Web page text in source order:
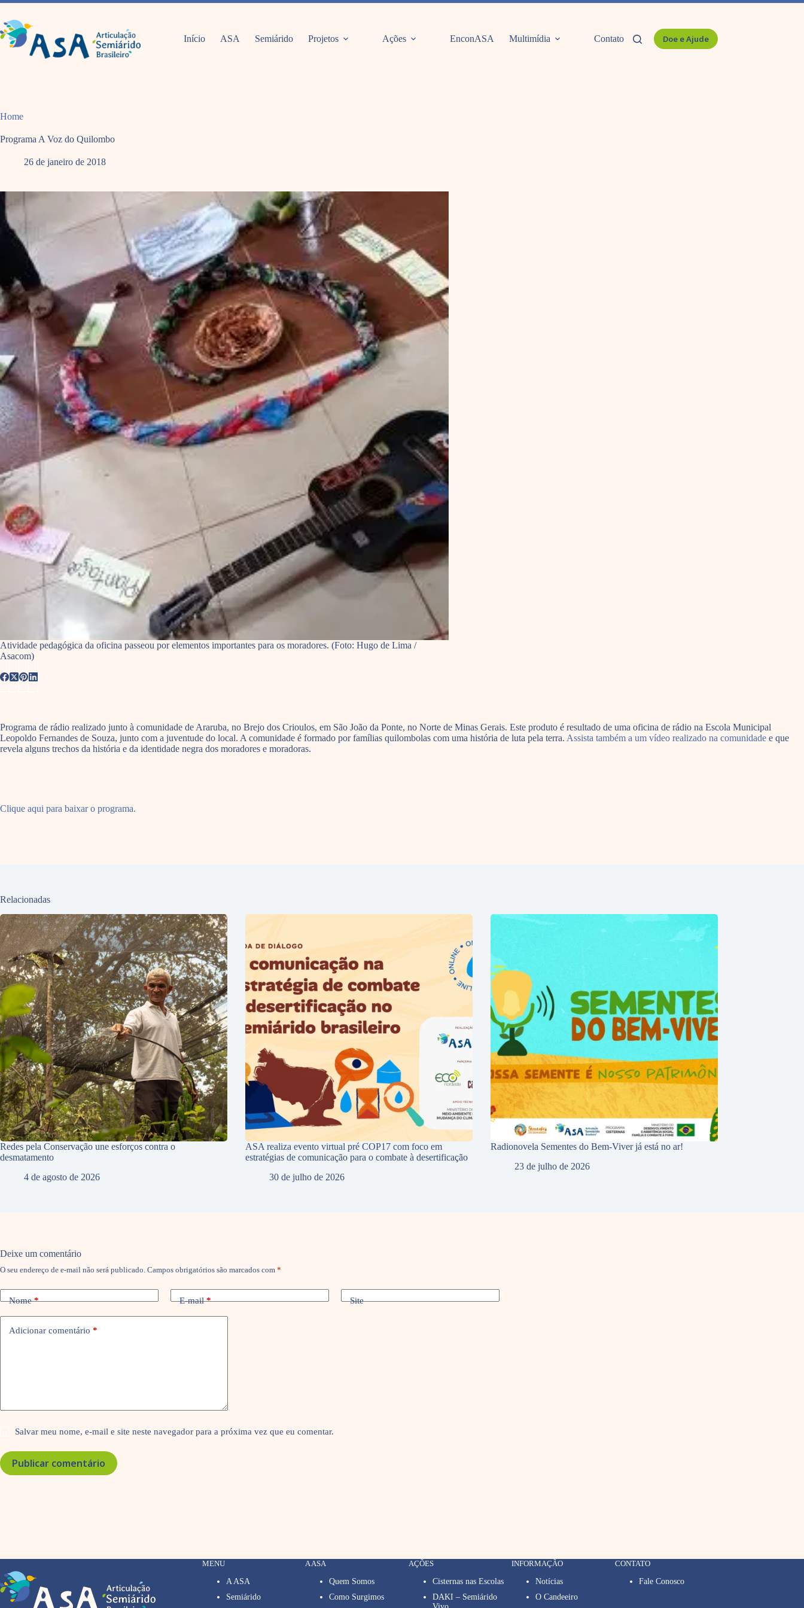
Pular
o
conteúdo
Início ASA Semiárido Projetos Ações EnconASA Multimídia Contato Doe e Ajude
Home
Programa A Voz do Quilombo
26 de janeiro de 2018
Atividade pedagógica da oficina passeou por elementos importantes para os moradores. (Foto: Hugo de Lima /
Asacom)
Programa de rádio realizado junto à comunidade de Araruba, no Brejo dos Crioulos, em São João da Ponte, no Norte de Minas Gerais. Este produto é resultado de uma oficina de rádio na Escola Municipal
Leopoldo Fernandes de Souza, junto com a juventude do local. A comunidade é formado por famílias quilombolas com uma história de luta pela terra. Assista também a um vídeo realizado na comunidade e que
revela alguns trechos da história e da identidade negra dos moradores e moradoras.
Clique aqui para baixar o programa.
Relacionadas
Redes pela Conservação une esforços contra o
desmatamento
4 de agosto de 2026
ASA realiza evento virtual pré COP17 com foco em
estratégias de comunicação para o combate à desertificação
30 de julho de 2026
Radionovela Sementes do Bem-Viver já está no ar!
23 de julho de 2026
Deixe um comentário
O seu endereço de e-mail não será publicado. Campos obrigatórios são marcados com *
Nome* E-mail* Site
Adicionar comentário *
Salvar meu nome, e-mail e site neste navegador para a próxima vez que eu comentar.
Publicar comentário
MENU
A ASA
Semiárido
A ASA
Quem Somos
Como Surgimos
AÇÕES
Cisternas nas Escolas
DAKI – Semiárido
INFORMAÇÃO
Notícias
O Candeeiro
CONTATO
Fale Conosco